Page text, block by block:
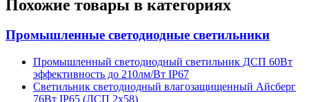
Похожие товары в категориях
Промышленные светодиодные светильники
Промышленный светодиодный светильник ДСП 60Вт
эффективность до 210лм/Вт IP67
Светильник светодиодный влагозащищенный Айсберг
76Вт IP65 (ЛСП 2х58)